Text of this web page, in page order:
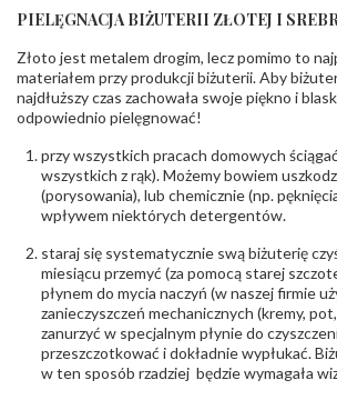
Masa kamieni
(łącznie):
INNE PARAMETRY
Producent
odpowiedzialny:
WĘC-Twój Jubiler S.C.
Suchan, ul. Kurczaba 3,
Bezpieczeństwo
- rodzaj
ostrzeżenia:
Nie nadaje się dla dzieci w
,Elementy w wyrobie
PIELĘGNACJA BIŻUTERII ZŁOTEJ I
Złoto jest metalem drogim, lecz pomimo to
materiałem przy produkcji biżuterii. Aby
najdłuższy czas zachowała swoje piękno i
odpowiednio pielęgnować!
przy wszystkich pracach domowych
wszystkich z rąk). Możemy bowiem
(porysowania), lub chemicznie (np.
wpływem niektórych detergentów.
staraj się systematycznie swą biżuterię
miesiącu przemyć (za pomocą starej
płynem do mycia naczyń (w naszej firmie
zanieczyszczeń mechanicznych (kremy,
zanurzyć w specjalnym płynie do
przeszczotkować i dokładnie wypłukać.
w ten sposób rzadziej będzie wymagała